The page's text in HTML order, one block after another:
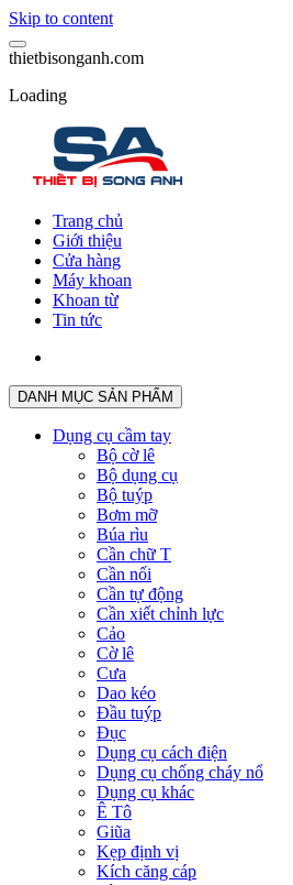
Skip to content
thietbisonganh.com
Loading
Trang chủ
Giới thiệu
Cửa hàng
Máy khoan
Khoan từ
Tin tức
DANH MỤC SẢN PHẨM
Dụng cụ cầm tay
Bộ cờ lê
Bộ dụng cụ
Bộ tuýp
Bơm mỡ
Búa rìu
Cần chữ T
Cần nối
Cần tự động
Cần xiết chỉnh lực
Cảo
Cờ lê
Cưa
Dao kéo
Đầu tuýp
Đục
Dụng cụ cách điện
Dụng cụ chống cháy nổ
Dụng cụ khác
Ê Tô
Giũa
Kẹp định vị
Kích căng cáp